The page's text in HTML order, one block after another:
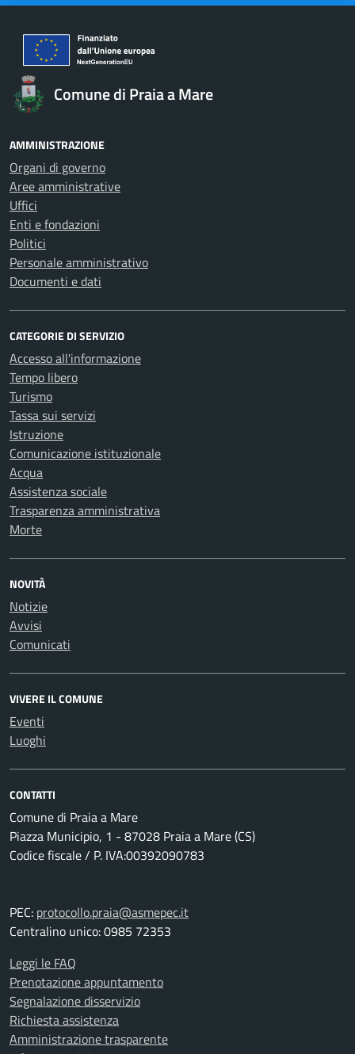
Comune di Praia a Mare
AMMINISTRAZIONE
Organi di governo
Aree amministrative
Uffici
Enti e fondazioni
Politici
Personale amministrativo
Documenti e dati
CATEGORIE DI SERVIZIO
Accesso all'informazione
Tempo libero
Turismo
Tassa sui servizi
Istruzione
Comunicazione istituzionale
Acqua
Assistenza sociale
Trasparenza amministrativa
Morte
NOVITÀ
Notizie
Avvisi
Comunicati
VIVERE IL COMUNE
Eventi
Luoghi
CONTATTI
Comune di Praia a Mare
Piazza Municipio, 1 - 87028 Praia a Mare (CS)
Codice fiscale / P. IVA:00392090783
PEC: protocollo.praia@asmepec.it
Centralino unico: 0985 72353
Leggi le FAQ
Prenotazione appuntamento
Segnalazione disservizio
Richiesta assistenza
Amministrazione trasparente